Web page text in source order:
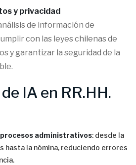
y privacidad
de información de
con las leyes chilenas de
y garantizar la seguridad de la
IA en RR.HH.
administrativos: desde la
la nómina, reduciendo errores